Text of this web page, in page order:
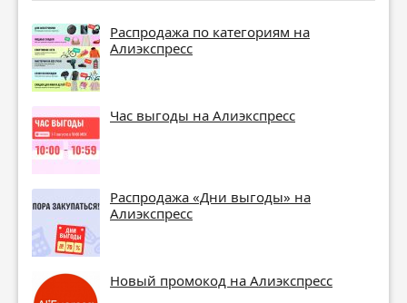
Распродажа по категориям на
Алиэкспресс
Час выгоды на Алиэкспресс
Распродажа «Дни выгоды» на
Алиэкспресс
Новый промокод на Алиэкспресс